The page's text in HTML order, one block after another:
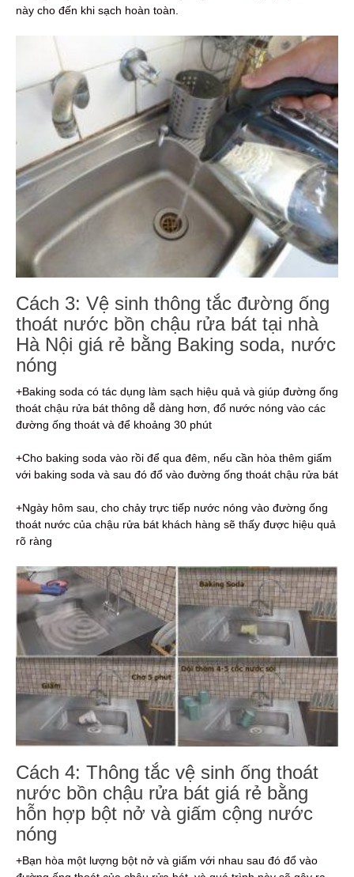
này cho đến khi sạch hoàn toàn.
Cách 3: Vệ sinh thông tắc đường ống
thoát nước bồn chậu rửa bát tại nhà
Hà Nội giá rẻ bằng Baking soda, nước
nóng
+Baking soda có tác dụng làm sạch hiệu quả và giúp đường ống
thoát chậu rửa bát thông dễ dàng hơn, đổ nước nóng vào các
đường ống thoát và để khoảng 30 phút
+Cho baking soda vào rồi để qua đêm, nếu cần hòa thêm giấm
với baking soda và sau đó đổ vào đường ống thoát chậu rửa bát
+Ngày hôm sau, cho chảy trực tiếp nước nóng vào đường ống
thoát nước của chậu rửa bát khách hàng sẽ thấy được hiệu quả
rõ ràng
Cách 4: Thông tắc vệ sinh ống thoát
nước bồn chậu rửa bát giá rẻ bằng
hỗn hợp bột nở và giấm cộng nước
nóng
+Bạn hòa một lượng bột nở và giấm với nhau sau đó đổ vào